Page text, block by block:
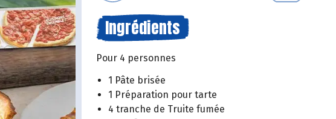
Ingrédients
Pour 4 personnes
1 Pâte brisée
1 Préparation pour tarte
4 tranche de Truite fumée